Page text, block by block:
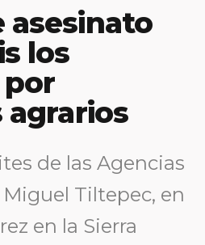
asesinato
los
de las Agencias
Miguel Tiltepec, en
en la Sierra